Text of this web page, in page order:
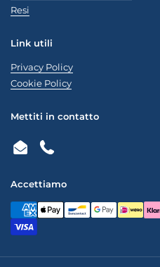
Resi
Link utili
Privacy Policy
Cookie Policy
Mettiti in contatto
EmailPhone
Accettiamo